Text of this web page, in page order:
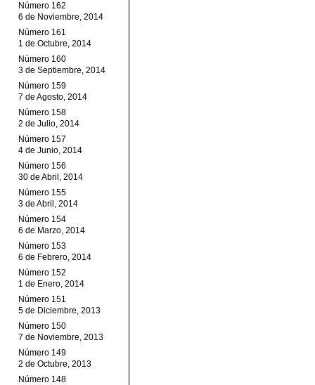
Número 162
6 de Noviembre, 2014
Número 161
1 de Octubre, 2014
Número 160
3 de Septiembre, 2014
Número 159
7 de Agosto, 2014
Número 158
2 de Julio, 2014
Número 157
4 de Junio, 2014
Número 156
30 de Abril, 2014
Número 155
3 de Abril, 2014
Número 154
6 de Marzo, 2014
Número 153
6 de Febrero, 2014
Número 152
1 de Enero, 2014
Número 151
5 de Diciembre, 2013
Número 150
7 de Noviembre, 2013
Número 149
2 de Octubre, 2013
Número 148